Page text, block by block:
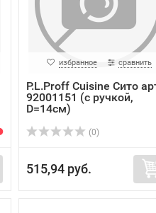
избранное сравнить
P.L.Proff Cuisine Сито
92001151 (с ручкой,
D=14см)
(0)
515,94 руб.